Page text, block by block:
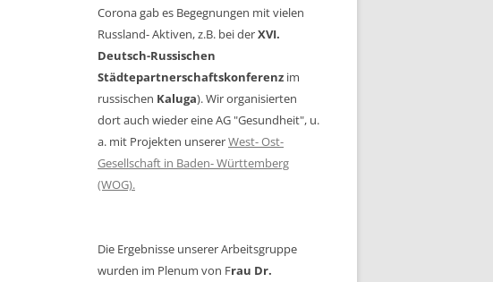
Corona gab es Begegnungen mit vielen
Russland- Aktiven, z.B. bei derXVI.
Deutsch-Russischen
Städtepartnerschaftskonferenz im
russischen Kaluga). Wir organisierten
dort auch wieder eine AG "Gesundheit", u.
a. mit Projekten unsererWest- Ost-
Gesellschaft in Baden- Württemberg
(WOG).
Die Ergebnisse unserer Arbeitsgruppe
wurden im Plenum von Frau Dr.